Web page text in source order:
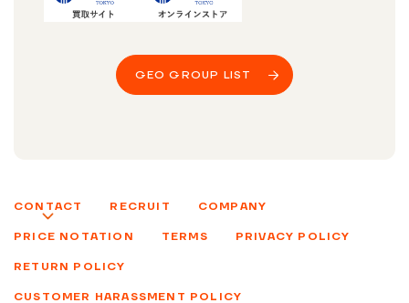
GEO GROUP LIST
CONTACT RECRUIT COMPANY
PRICE NOTATION TERMS PRIVACY POLICY
RETURN POLICY
CUSTOMER HARASSMENT POLICY